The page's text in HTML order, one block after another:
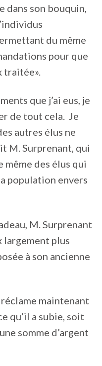
son bouquin,
du même
pour que
traitée».
que j’ai eus, je
de tout cela. Je
autres élus ne
M. Surprenant, qui
même des élus qui
population envers
M. Surprenant
largement plus
à son ancienne
maintenant
qu’il a subie, soit
somme d’argent